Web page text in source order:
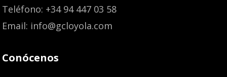
Teléfono: +34 94 447 03 58
Email: info@gcloyola.com
Conócenos